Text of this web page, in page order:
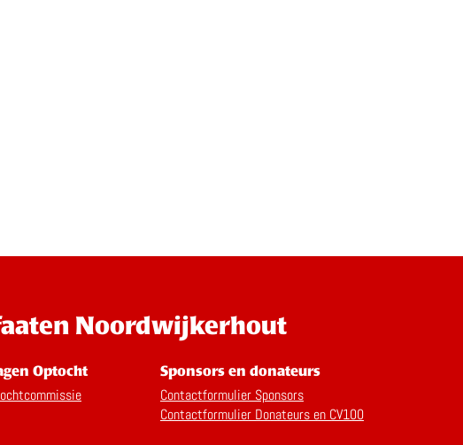
Noordwijkerhout
Optocht Sponsors en donateurs
Contactformulier Sponsors
Contactformulier Donateurs en CV100